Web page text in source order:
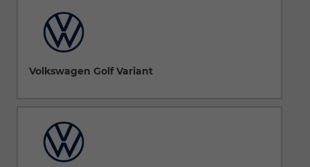
Volkswagen Golf Variant